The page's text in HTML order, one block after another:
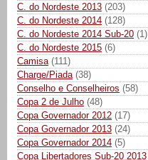
C. do Nordeste 2013 (203)
C. do Nordeste 2014 (128)
C. do Nordeste 2014 Sub-20 (1)
C. do Nordeste 2015 (6)
Camisa (111)
Charge/Piada (38)
Conselho e Conselheiros (58)
Copa 2 de Julho (48)
Copa Governador 2012 (17)
Copa Governador 2013 (24)
Copa Governador 2014 (5)
Copa Libertadores Sub-20 2013